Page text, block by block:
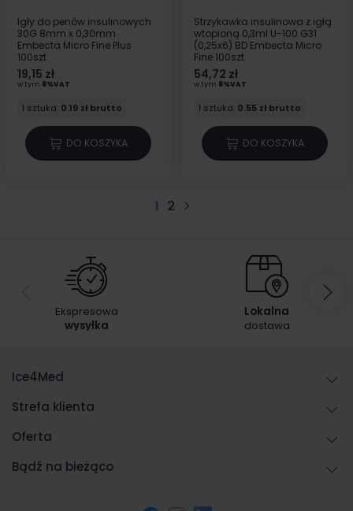
Igły do penów insulinowych
30G 8mm x 0,30mm
Embecta Micro Fine Plus
100szt
19,15 zł
w tym 8%VAT
1 sztuka: 0.19 zł brutto
DO KOSZYKA
Strzykawka insulinowa z igłą
wtopioną 0,3ml U-100 G31
(0,25x6) BD Embecta Micro
Fine 100szt
54,72 zł
w tym 8%VAT
1 sztuka: 0.55 zł brutto
DO KOSZYKA
1 2
Następny
Ekspresowa
wysyłka
Lokalna
dostawa
Ice4Med
Strefa klienta
Oferta
Bądź na bieżąco